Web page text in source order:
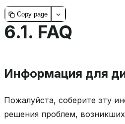
Copy page
6.1. FAQ
Информация для
Пожалуйста, соберите эту
решения проблем,